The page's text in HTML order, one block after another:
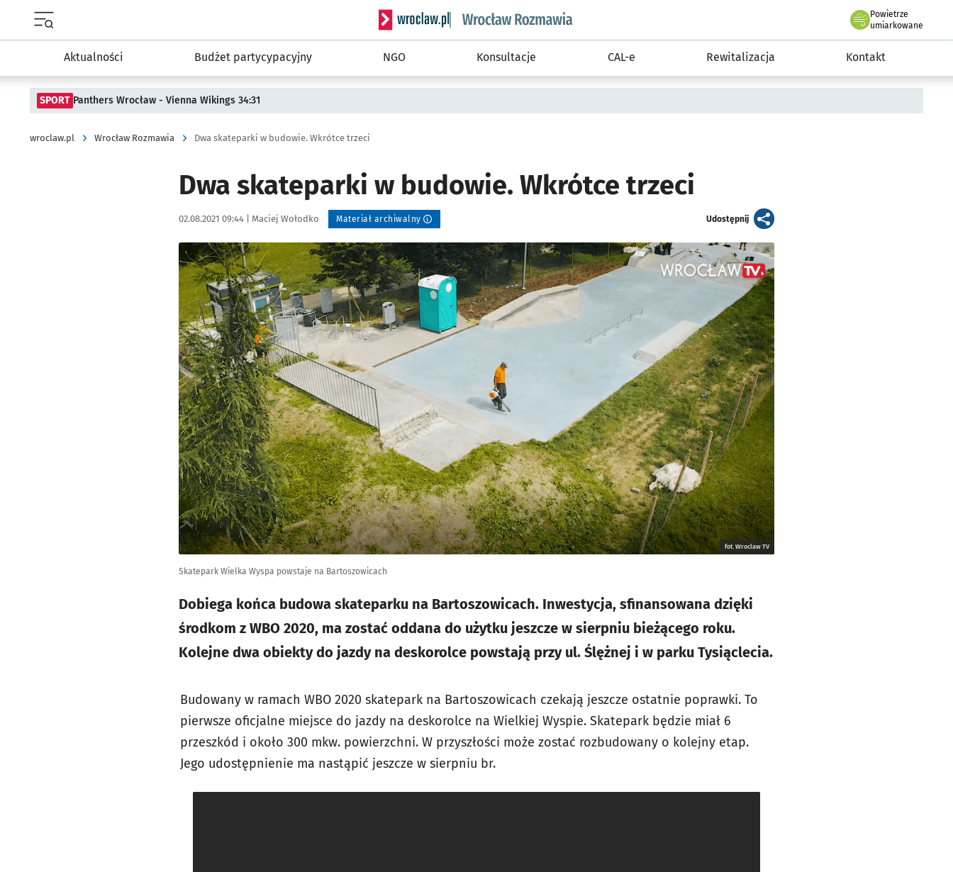
Serwis informacyjny wroclaw.pl podserwis: Rozmawia
Powietrze
we Wrocławiu
umiarkowane
Aktualności Budżet partycypacyjny NGO Konsultacje CAL-e Rewitalizacja Kontakt
SPORT Panthers Wrocław - Vienna Wikings 34:31
wroclaw.pl Wrocław Rozmawia Dwa skateparki w budowie. Wkrótce trzeci
Dwa skateparki w budowie. Wkrótce trzeci
Data publikacji:
02.08.2021 09:44 | Autor:
Maciej Wołodko Materiał archiwalny Udostępnijartykuł
Kliknij, aby powiększyć
fot. Wroclaw TV
Skatepark Wielka Wyspa powstaje na Bartoszowicach
Dobiega końca budowa skateparku na Bartoszowicach. Inwestycja, sfinansowana dzięki
środkom z WBO 2020, ma zostać oddana do użytku jeszcze w sierpniu bieżącego roku.
Kolejne dwa obiekty do jazdy na deskorolce powstają przy ul. Ślężnej i w parku Tysiąclecia.
Budowany w ramach WBO 2020 skatepark na Bartoszowicach czekają jeszcze ostatnie poprawki. To
pierwsze oficjalne miejsce do jazdy na deskorolce na Wielkiej Wyspie. Skatepark będzie miał 6
przeszkód i około 300 mkw. powierzchni. W przyszłości może zostać rozbudowany o kolejny etap.
Jego udostępnienie ma nastąpić jeszcze w sierpniu br.